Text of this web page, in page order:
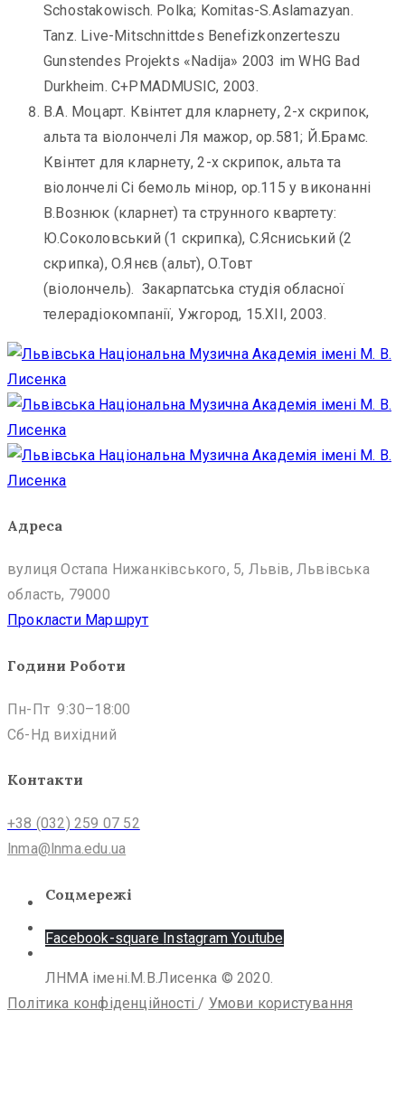
Schostakowisch. Polka; Komitas-S.Aslamazyan.
Tanz. Live-Mitschnittdes Benefizkonzerteszu
Gunstendes Projekts «Nadija» 2003 im WHG Bad
Durkheim. C+PMADMUSIC, 2003.
В.А. Моцарт. Квінтет для кларнету, 2-х скрипок,
альта та віолончелі Ля мажор, ор.581; Й.Брамс.
Квінтет для кларнету, 2-х скрипок, альта та
віолончелі Сі бемоль мінор, ор.115 у виконанні
В.Вознюк (кларнет) та струнного квартету:
Ю.Соколовський (1 скрипка), С.Ясниський (2
скрипка), О.Янєв (альт), О.Товт
(віолончель). Закарпатська студія обласної
телерадіокомпанії, Ужгород, 15.ХІІ, 2003.
Адреса
вулиця Остапа Нижанківського, 5, Львів, Львівська
область, 79000
Прокласти Маршрут
Години Роботи
Пн-Пт 9:30–18:00
Сб-Нд вихідний
Контакти
+38 (032) 259 07 52
lnma@lnma.edu.ua
Соцмережі
Facebook-square Instagram Youtube
ЛНМА імені.М.В.Лисенка © 2020.
Політика конфіденційності/ Умови користування